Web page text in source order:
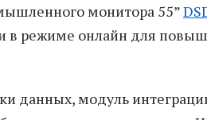
монитора 55”
в режиме онлайн для
данных, модуль